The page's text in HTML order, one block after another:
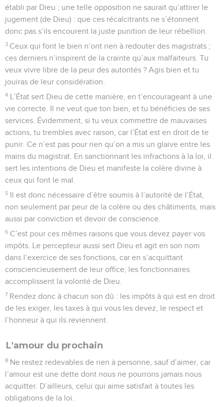
établi par Dieu ; une telle opposition ne saurait qu’attirer le
jugement (de Dieu) : que ces récalcitrants ne s’étonnent
donc pas s’ils encourent la juste punition de leur rébellion.
3 Ceux qui font le bien n’ont rien à redouter des magistrats ;
ces derniers n’inspirent de la crainte qu’aux malfaiteurs. Tu
veux vivre libre de la peur des autorités ? Agis bien et tu
jouiras de leur considération.
4 L’État sert Dieu de cette manière, en t’encourageant à une
vie correcte. Il ne veut que ton bien, et tu bénéficies de ses
services. Évidemment, si tu veux commettre de mauvaises
actions, tu trembles avec raison, car l’État est en droit de te
punir. Ce n’est pas pour rien qu’on a mis un glaive entre les
mains du magistrat. En sanctionnant les infractions à la loi, il
sert les intentions de Dieu et manifeste la colère divine à
ceux qui font le mal.
5 Il est donc nécessaire d’être soumis à l’autorité de l’État,
non seulement par peur de la colère ou des châtiments, mais
aussi par conviction et devoir de conscience.
6 C’est pour ces mêmes raisons que vous devez payer vos
impôts. Le percepteur aussi sert Dieu et agit en son nom
dans l’exercice de ses fonctions, car en s’acquittant
consciencieusement de leur office, les fonctionnaires
accomplissent la volonté de Dieu.
7 Rendez donc à chacun son dû : les impôts à qui est en droit
de les exiger, les taxes à qui vous les devez, le respect et
l’honneur à qui ils reviennent.
L'amour du prochain
8 Ne restez redevables de rien à personne, sauf d’aimer, car
l’amour est une dette dont nous ne pourrons jamais nous
acquitter. D’ailleurs, celui qui aime satisfait à toutes les
obligations de la loi.